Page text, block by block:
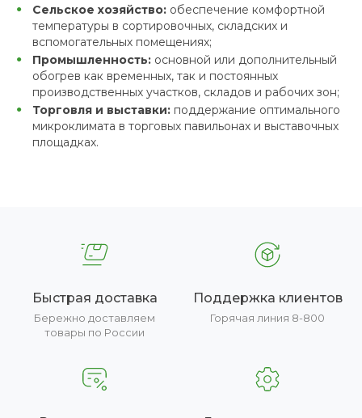
Сельское хозяйство: обеспечение комфортной
температуры в сортировочных, складских и
вспомогательных помещениях;
Промышленность: основной или дополнительный
обогрев как временных, так и постоянных
производственных участков, складов и рабочих зон;
Торговля и выставки: поддержание оптимального
микроклимата в торговых павильонах и выставочных
площадках.
Быстрая доставка
Бережно доставляем
товары по России
Поддержка клиентов
Горячая линия 8-800